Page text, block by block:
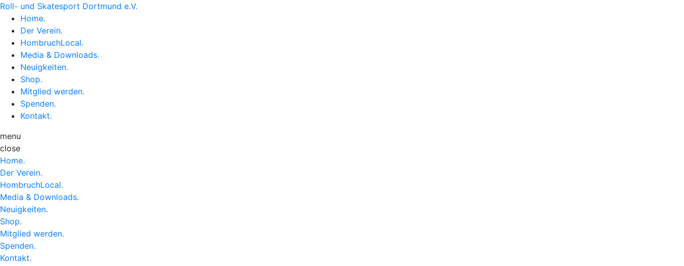
Roll- und Skatesport Dortmund e.V.
Home.
Der Verein.
HombruchLocal.
Media & Downloads.
Neuigkeiten.
Shop.
Mitglied werden.
Spenden.
Kontakt.
menu
close
Home.
Der Verein.
HombruchLocal.
Media & Downloads.
Neuigkeiten.
Shop.
Mitglied werden.
Spenden.
Kontakt.